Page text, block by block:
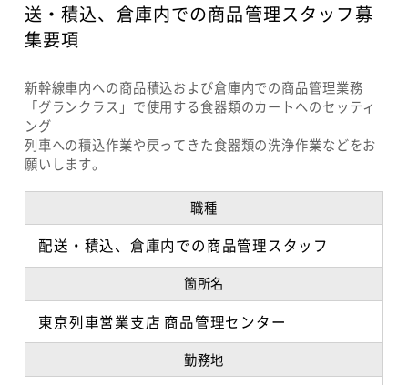
会社概要
ＪＲ東日本グループの一員として
ダイバーシティの推進
コンプライアンスについて
採用情報トップ
アルバイト採用
ウェルカムバック採用（再雇用）
お問い合わせ
アテンダント採用
送・積込、倉庫内での商品管理スタッフ募
集要項
新幹線車内への商品積込および倉庫内での商品管理業務
「グランクラス」で使用する食器類のカートへのセッティ
ング
列車への積込作業や戻ってきた食器類の洗浄作業などをお
願いします。
職種
配送・積込、倉庫内での商品管理スタッフ
箇所名
東京列車営業支店 商品管理センター
勤務地